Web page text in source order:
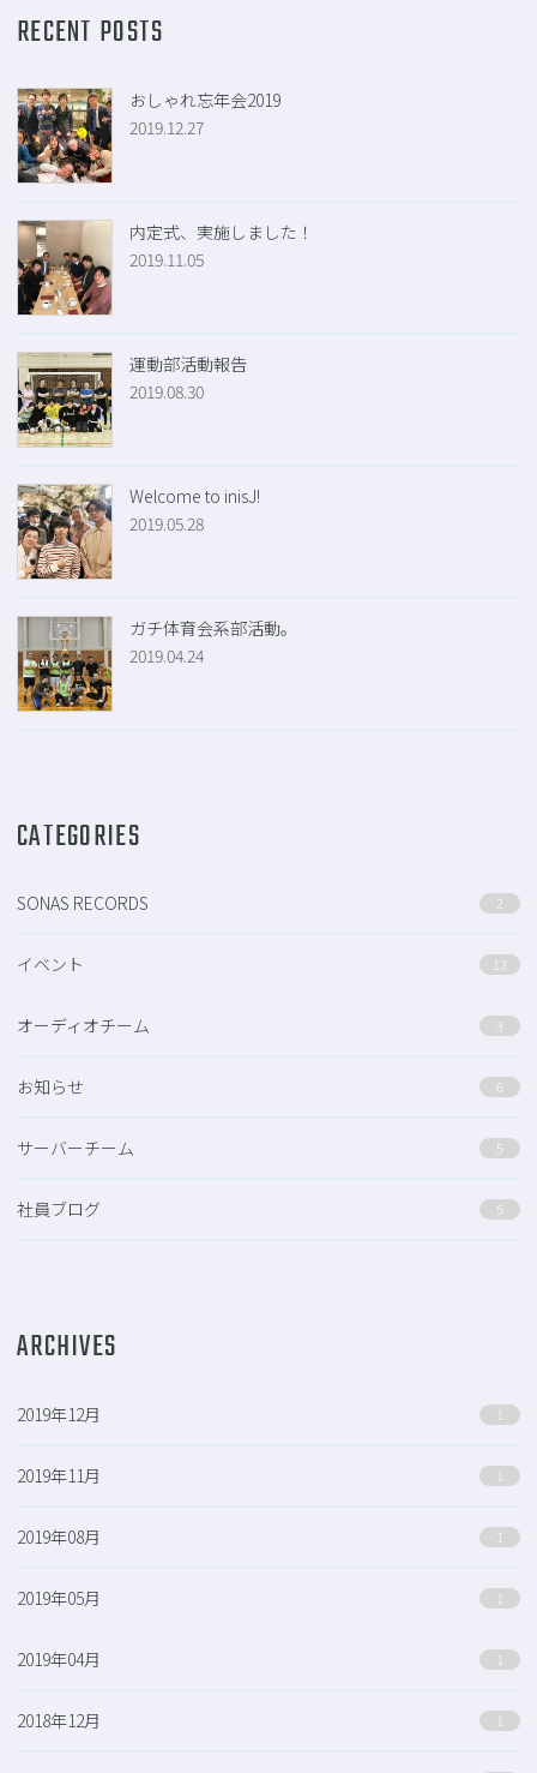
RECENT POSTS
おしゃれ忘年会2019
2019.12.27
内定式、実施しました！
2019.11.05
運動部活動報告
2019.08.30
Welcome to inisJ!
2019.05.28
ガチ体育会系部活動。
2019.04.24
CATEGORIES
SONAS RECORDS 2
イベント 13
オーディオチーム 3
お知らせ 6
サーバーチーム 5
社員ブログ 5
ARCHIVES
2019年12月 1
2019年11月 1
2019年08月 1
2019年05月 1
2019年04月 1
2018年12月 1